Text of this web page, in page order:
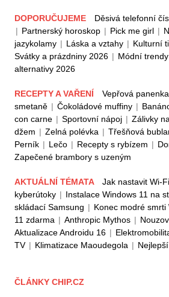
DOPORUČUJEME Děsivá telefonní
| Partnerský horoskop | Pick me girl |
jazykolamy | Láska a vztahy | Kulturní
Svátky a prázdniny 2026 | Módní
alternativy 2026
RECEPTY A VAŘENÍ Vepřová panenka
smetaně | Čokoládové muffiny |
con carne | Sportovní nápoj | Zálivky
džem | Zelná polévka | Třešňová
Perník | Lečo | Recepty s rybízem |
Zapečené brambory s uzeným
AKTUÁLNÍ TÉMATA Jak nastavit Wi-Fi
kyberútoky | Instalace Windows 11 na
skládací Samsung | Konec modré smrti
11 zdarma | Anthropic Mythos |
Aktualizace Androidu 16 |
TV | Klimatizace Maoudegola |
ČLÁNKY CHIP.CZ